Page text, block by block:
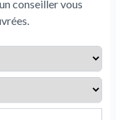
conseiller vous